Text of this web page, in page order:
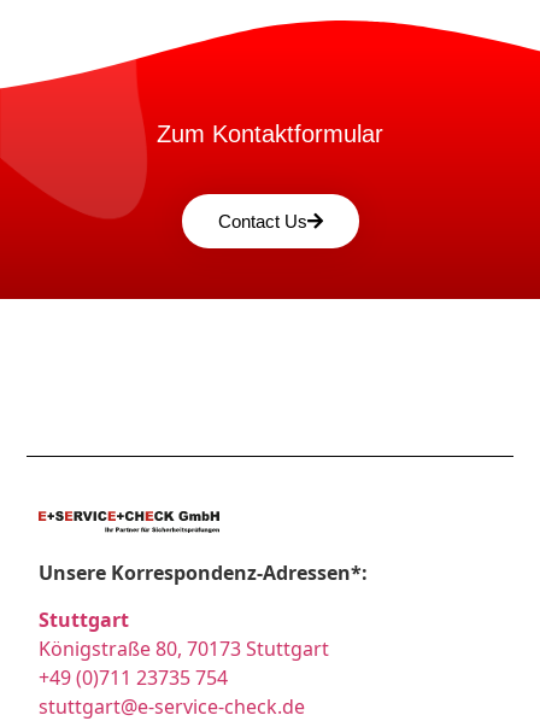
Zum Kontaktformular
Contact Us
Unsere Korrespondenz-Adressen*:
Stuttgart
Königstraße 80, 70173 Stuttgart
+49 (0)711 23735 754
stuttgart@e-service-check.de